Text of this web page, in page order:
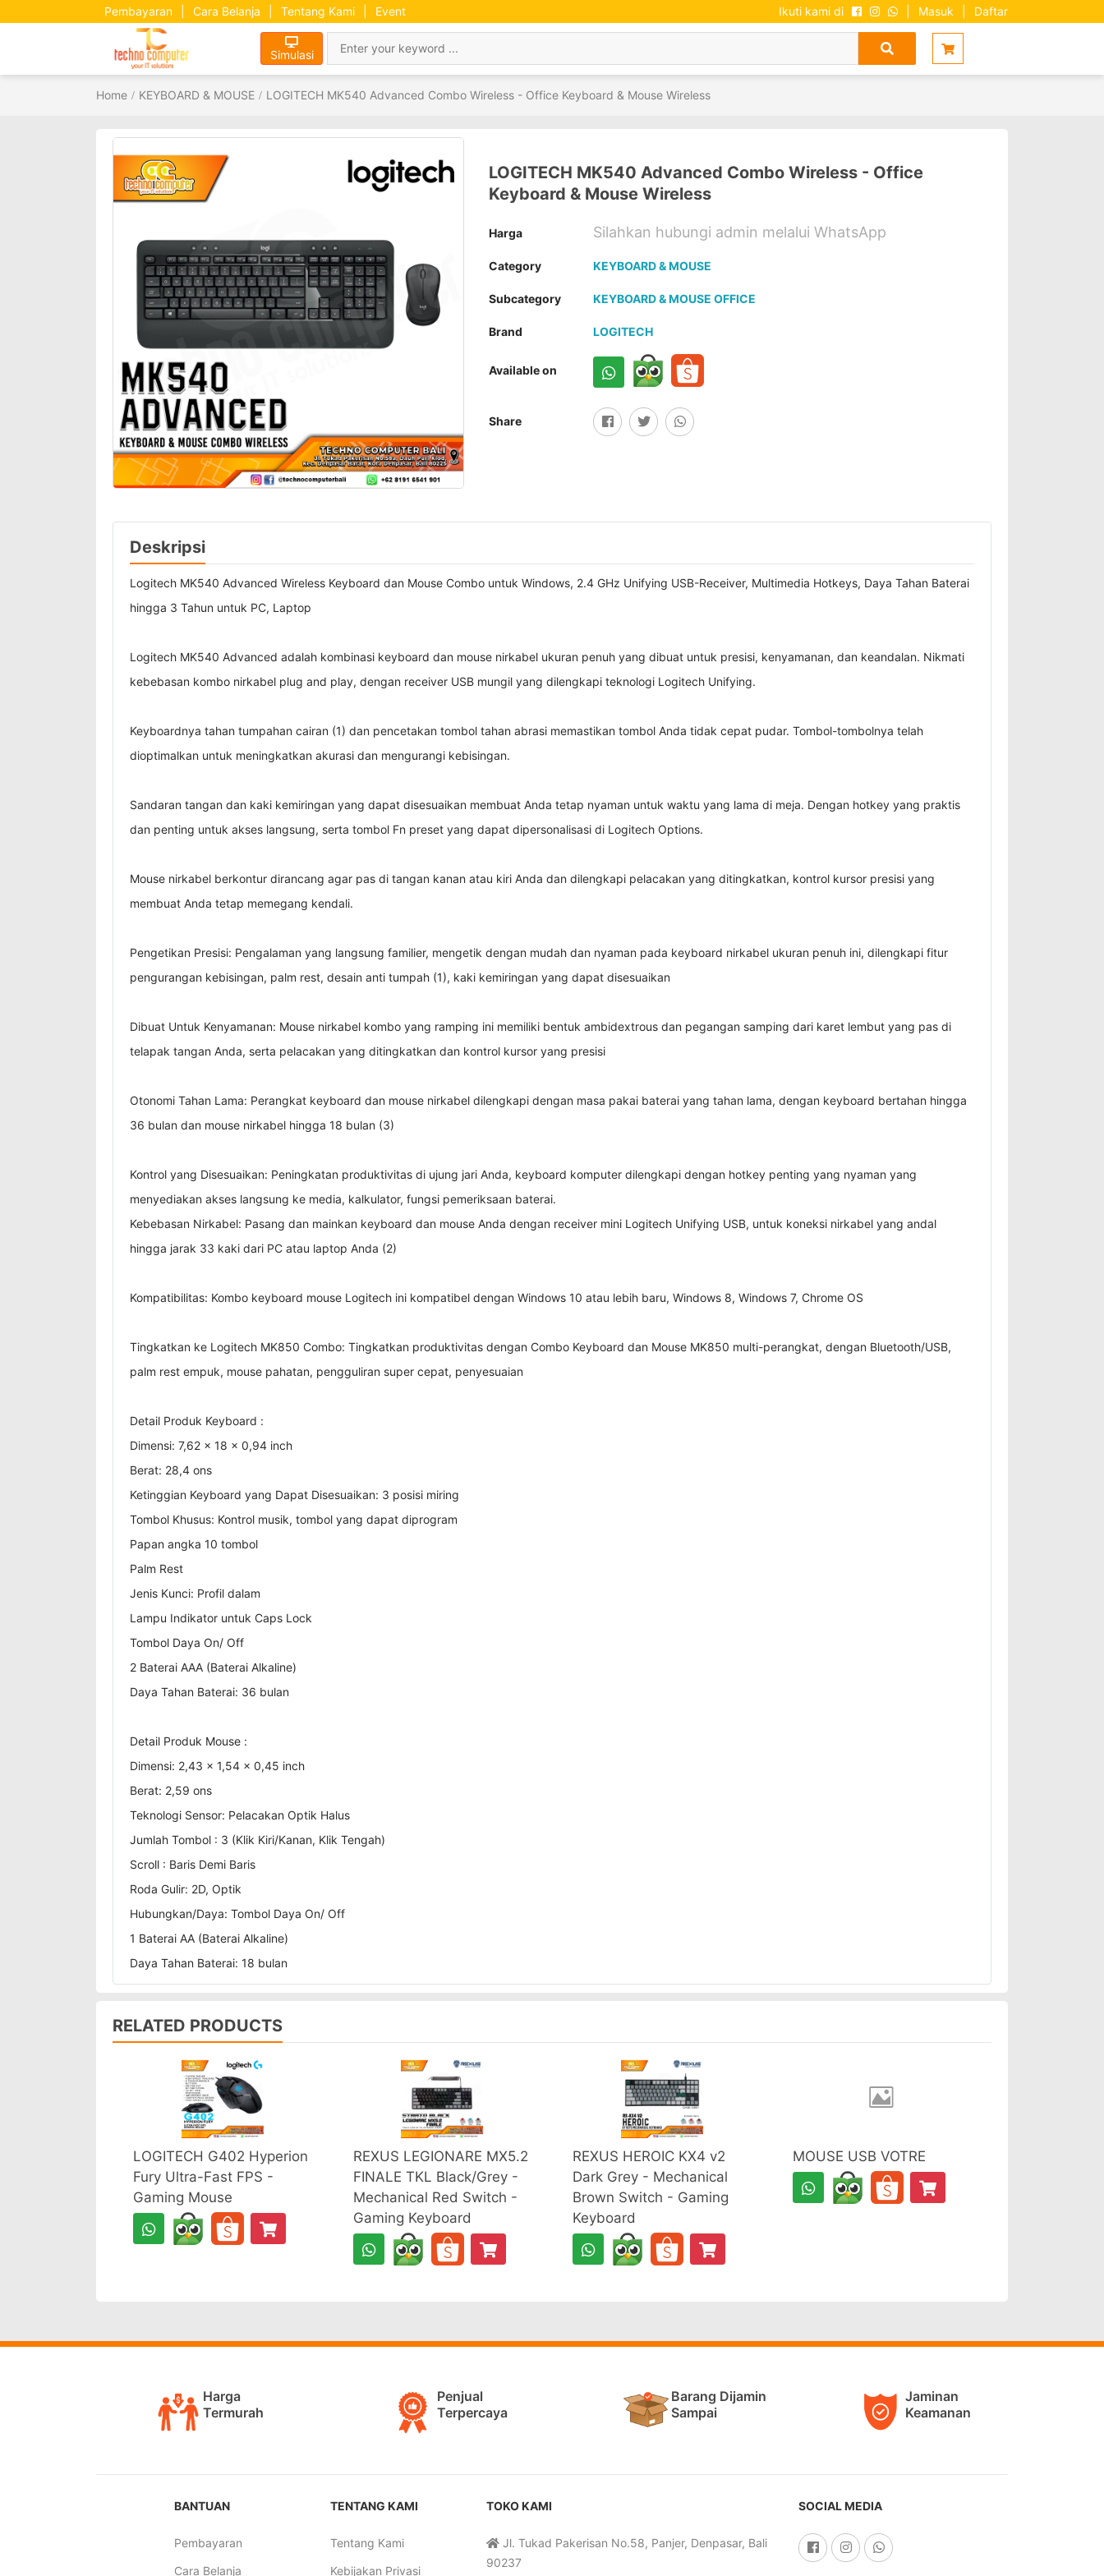
Pembayaran Cara Belanja Tentang Kami Event Ikuti kami di Masuk Daftar
Simulasi
Home KEYBOARD & MOUSE LOGITECH MK540 Advanced Combo Wireless - Office Keyboard & Mouse Wireless
LOGITECH MK540 Advanced Combo Wireless - Office
Keyboard & Mouse Wireless
Harga Silahkan hubungi admin melalui WhatsApp
Category KEYBOARD & MOUSE
Subcategory KEYBOARD & MOUSE OFFICE
Brand LOGITECH
Available on
Share
Deskripsi
Logitech MK540 Advanced Wireless Keyboard dan Mouse Combo untuk Windows, 2.4 GHz Unifying USB-Receiver, Multimedia Hotkeys, Daya Tahan Baterai
hingga 3 Tahun untuk PC, Laptop
Logitech MK540 Advanced adalah kombinasi keyboard dan mouse nirkabel ukuran penuh yang dibuat untuk presisi, kenyamanan, dan keandalan. Nikmati
kebebasan kombo nirkabel plug and play, dengan receiver USB mungil yang dilengkapi teknologi Logitech Unifying.
Keyboardnya tahan tumpahan cairan (1) dan pencetakan tombol tahan abrasi memastikan tombol Anda tidak cepat pudar. Tombol-tombolnya telah
dioptimalkan untuk meningkatkan akurasi dan mengurangi kebisingan.
Sandaran tangan dan kaki kemiringan yang dapat disesuaikan membuat Anda tetap nyaman untuk waktu yang lama di meja. Dengan hotkey yang praktis
dan penting untuk akses langsung, serta tombol Fn preset yang dapat dipersonalisasi di Logitech Options.
Mouse nirkabel berkontur dirancang agar pas di tangan kanan atau kiri Anda dan dilengkapi pelacakan yang ditingkatkan, kontrol kursor presisi yang
membuat Anda tetap memegang kendali.
Pengetikan Presisi: Pengalaman yang langsung familier, mengetik dengan mudah dan nyaman pada keyboard nirkabel ukuran penuh ini, dilengkapi fitur
pengurangan kebisingan, palm rest, desain anti tumpah (1), kaki kemiringan yang dapat disesuaikan
Dibuat Untuk Kenyamanan: Mouse nirkabel kombo yang ramping ini memiliki bentuk ambidextrous dan pegangan samping dari karet lembut yang pas di
telapak tangan Anda, serta pelacakan yang ditingkatkan dan kontrol kursor yang presisi
Otonomi Tahan Lama: Perangkat keyboard dan mouse nirkabel dilengkapi dengan masa pakai baterai yang tahan lama, dengan keyboard bertahan hingga
36 bulan dan mouse nirkabel hingga 18 bulan (3)
Kontrol yang Disesuaikan: Peningkatan produktivitas di ujung jari Anda, keyboard komputer dilengkapi dengan hotkey penting yang nyaman yang
menyediakan akses langsung ke media, kalkulator, fungsi pemeriksaan baterai.
Kebebasan Nirkabel: Pasang dan mainkan keyboard dan mouse Anda dengan receiver mini Logitech Unifying USB, untuk koneksi nirkabel yang andal
hingga jarak 33 kaki dari PC atau laptop Anda (2)
Kompatibilitas: Kombo keyboard mouse Logitech ini kompatibel dengan Windows 10 atau lebih baru, Windows 8, Windows 7, Chrome OS
Tingkatkan ke Logitech MK850 Combo: Tingkatkan produktivitas dengan Combo Keyboard dan Mouse MK850 multi-perangkat, dengan Bluetooth/USB,
palm rest empuk, mouse pahatan, pengguliran super cepat, penyesuaian
Detail Produk Keyboard :
Dimensi: 7,62 x 18 x 0,94 inch
Berat: 28,4 ons
Ketinggian Keyboard yang Dapat Disesuaikan: 3 posisi miring
Tombol Khusus: Kontrol musik, tombol yang dapat diprogram
Papan angka 10 tombol
Palm Rest
Jenis Kunci: Profil dalam
Lampu Indikator untuk Caps Lock
Tombol Daya On/ Off
2 Baterai AAA (Baterai Alkaline)
Daya Tahan Baterai: 36 bulan
Detail Produk Mouse :
Dimensi: 2,43 x 1,54 x 0,45 inch
Berat: 2,59 ons
Teknologi Sensor: Pelacakan Optik Halus
Jumlah Tombol : 3 (Klik Kiri/Kanan, Klik Tengah)
Scroll : Baris Demi Baris
Roda Gulir: 2D, Optik
Hubungkan/Daya: Tombol Daya On/ Off
1 Baterai AA (Baterai Alkaline)
Daya Tahan Baterai: 18 bulan
RELATED PRODUCTS
LOGITECH G402 Hyperion
Fury Ultra-Fast FPS -
Gaming Mouse
REXUS LEGIONARE MX5.2
FINALE TKL Black/Grey -
Mechanical Red Switch -
Gaming Keyboard
REXUS HEROIC KX4 v2
Dark Grey - Mechanical
Brown Switch - Gaming
Keyboard
MOUSE USB VOTRE
Harga
Termurah
Penjual
Terpercaya
Barang Dijamin
Sampai
Jaminan
Keamanan
BANTUAN
Pembayaran
Cara Belanja
TENTANG KAMI
Tentang Kami
Kebijakan Privasi
TOKO KAMI
Jl. Tukad Pakerisan No.58, Panjer, Denpasar, Bali
90237
SOCIAL MEDIA